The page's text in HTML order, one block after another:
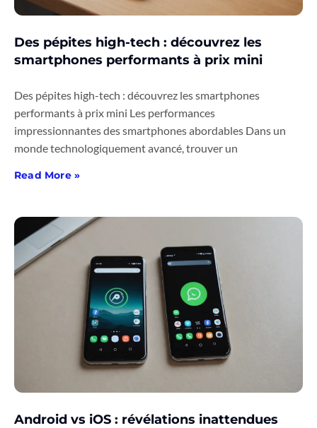
Des pépites high-tech : découvrez les
smartphones performants à prix mini
Des pépites high-tech : découvrez les smartphones
performants à prix mini Les performances
impressionnantes des smartphones abordables Dans un
monde technologiquement avancé, trouver un
Read More »
Android vs iOS : révélations inattendues